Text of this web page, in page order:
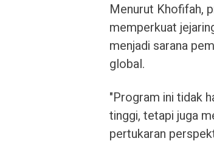
Menurut Khofifah,
memperkuat
menjadi sarana
global.
"Program ini tidak
tinggi, tetapi juga
pertukaran